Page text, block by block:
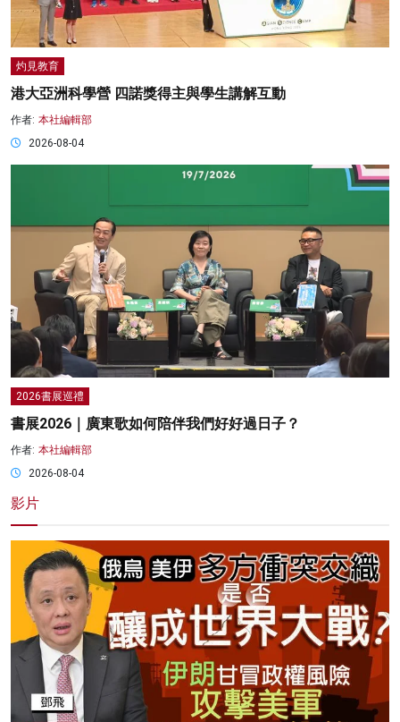
灼見教育
港大亞洲科學營 四諾獎得主與學生講解互動
作者: 本社編輯部
2026-08-04
2026書展巡禮
書展2026｜廣東歌如何陪伴我們好好過日子？
作者: 本社編輯部
2026-08-04
影片